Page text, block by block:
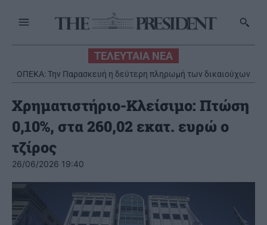
ΤΕΛΕΥΤΑΙΑ ΝΕΑ
ΟΠΕΚΑ: Την Παρασκευή η δεύτερη πληρωμή των δικαιούχων
του Λογαριασμού Αγροτικής Εστίας
Χρηματιστήριο-Κλείσιμο: Πτώση
0,10%, στα 260,02 εκατ. ευρώ ο
τζίρος
26/06/2026 19:40